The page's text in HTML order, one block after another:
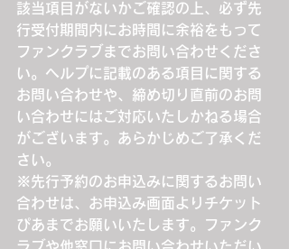
該当項目がないかご確認の上、必ず先
行受付期間内にお時間に余裕をもって
ファンクラブまでお問い合わせくださ
い。ヘルプに記載のある項目に関する
お問い合わせや、締め切り直前のお問
い合わせにはご対応いたしかねる場合
がございます。あらかじめご了承くだ
さい。
※先行予約のお申込みに関するお問い
合わせは、お申込み画面よりチケット
ぴあまでお願いいたします。ファンク